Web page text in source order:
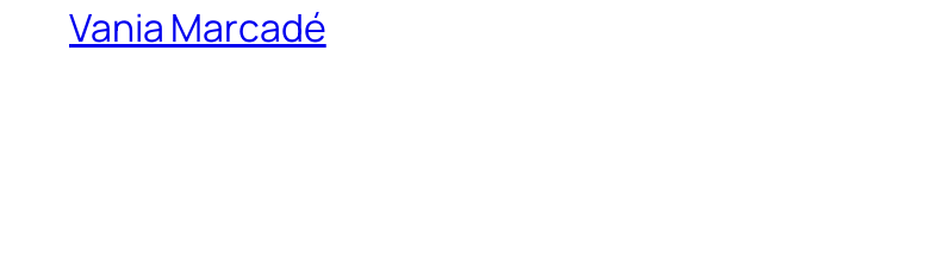
Vania Marcadé